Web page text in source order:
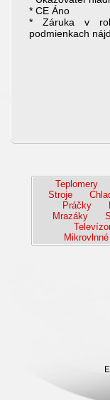
* CE Áno
* Záruka v
podmienkach
Teplomery
Stroje
Práčky
Mrazáky